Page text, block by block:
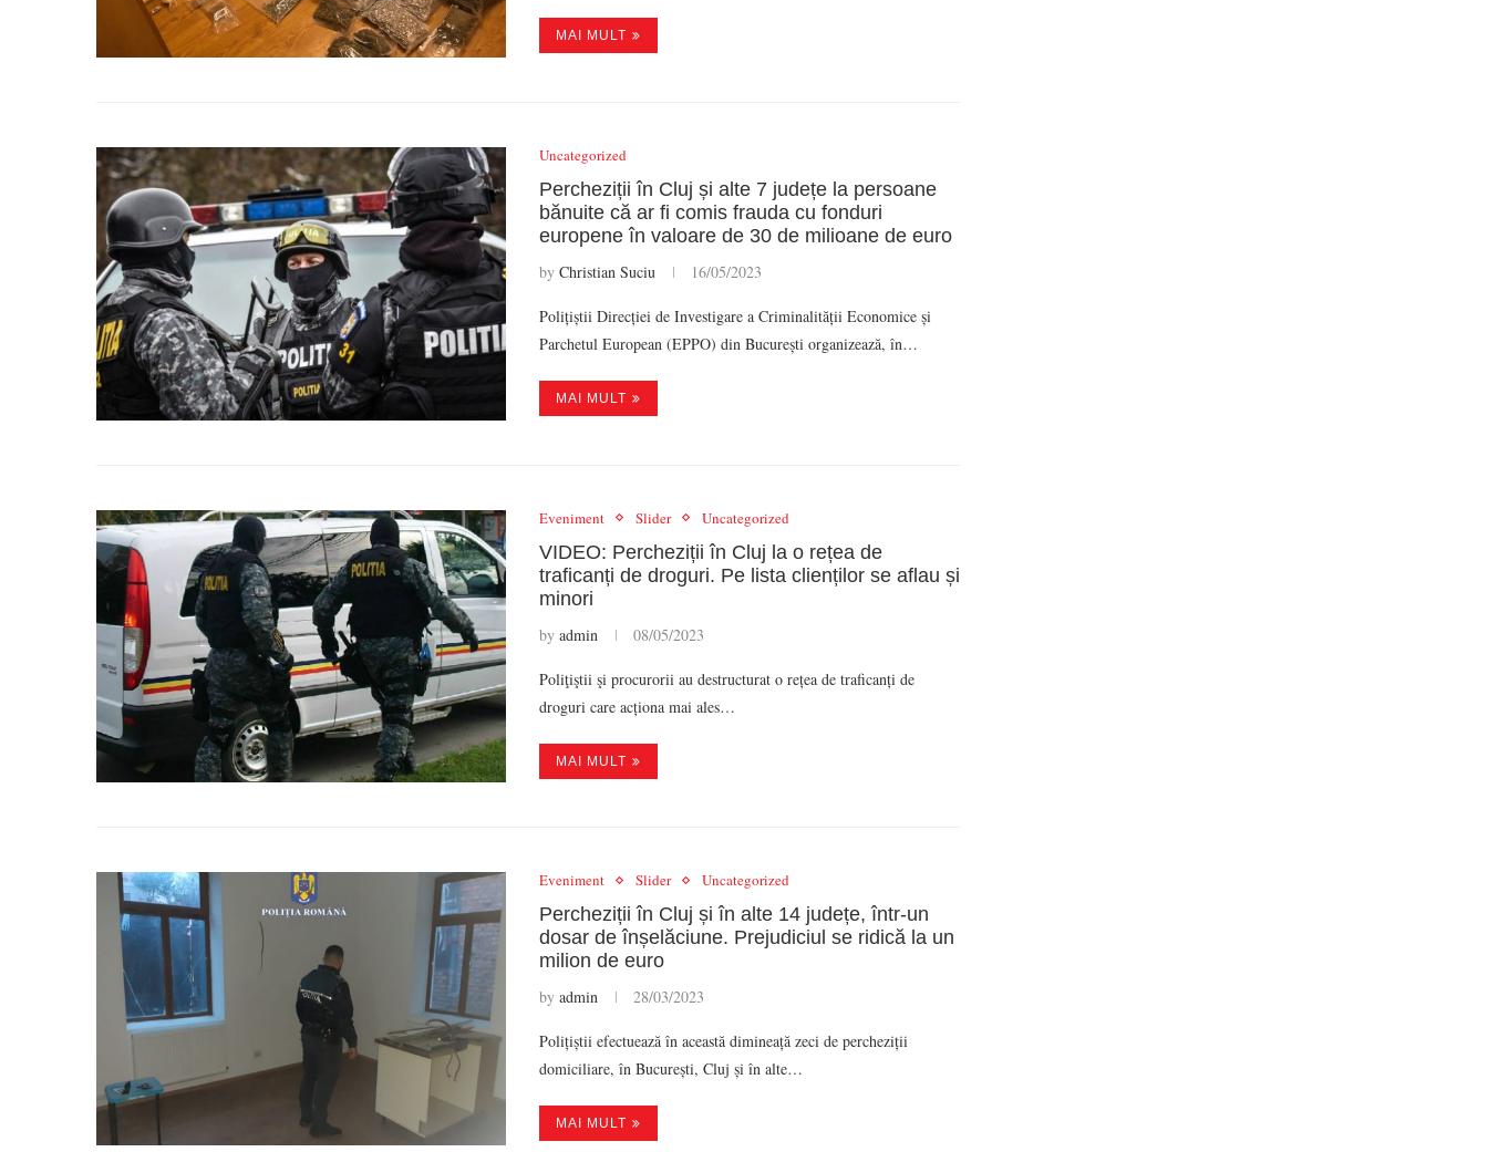
MAI MULT
Uncategorized
Percheziții în Cluj și alte 7 județe la persoane
bănuite că ar fi comis frauda cu fonduri
europene în valoare de 30 de milioane de euro
by Christian Suciu 16/05/2023
Polițiștii Direcției de Investigare a Criminalității Economice și
Parchetul European (EPPO) din București organizează, în…
MAI MULT
Eveniment Slider Uncategorized
VIDEO: Percheziții în Cluj la o rețea de
traficanți de droguri. Pe lista clienților se aflau și
minori
by admin 08/05/2023
Poliţiştii şi procurorii au destructurat o rețea de traficanți de
droguri care acționa mai ales…
MAI MULT
Eveniment Slider Uncategorized
Percheziții în Cluj și în alte 14 județe, într-un
dosar de înșelăciune. Prejudiciul se ridică la un
milion de euro
by admin 28/03/2023
Polițiștii efectuează în această dimineață zeci de percheziții
domiciliare, în București, Cluj și în alte…
MAI MULT